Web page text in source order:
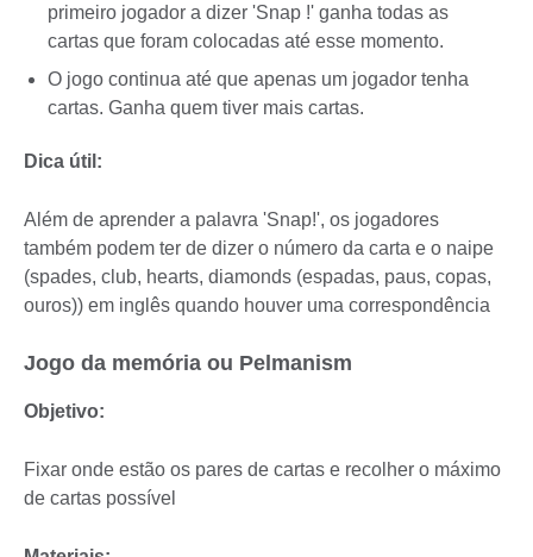
primeiro jogador a dizer 'Snap !' ganha todas as
cartas que foram colocadas até esse momento.
O jogo continua até que apenas um jogador tenha
cartas. Ganha quem tiver mais cartas.
Dica útil:
Além de aprender a palavra 'Snap!', os jogadores
também podem ter de dizer o número da carta e o naipe
(spades, club, hearts, diamonds (espadas, paus, copas,
ouros)) em inglês quando houver uma correspondência
Jogo da memória ou Pelmanism
Objetivo:
Fixar onde estão os pares de cartas e recolher o máximo
de cartas possível